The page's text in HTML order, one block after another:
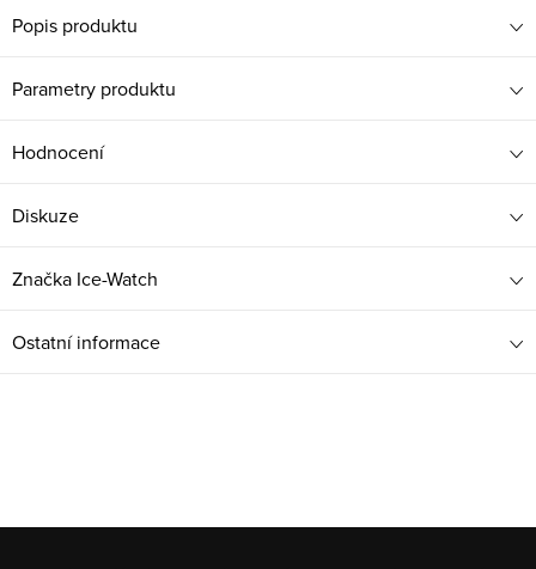
Popis produktu
Parametry produktu
Hodnocení
Diskuze
Značka Ice-Watch
Ostatní informace